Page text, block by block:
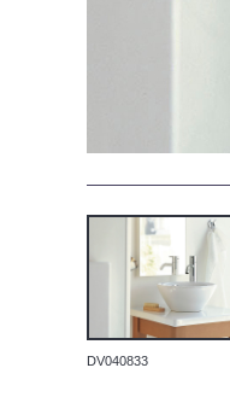
DV040833